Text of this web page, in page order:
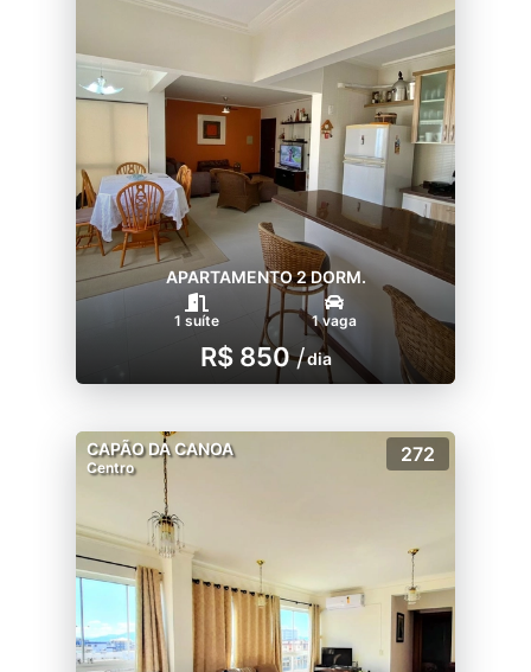
APARTAMENTO 2 DORM.
1 suíte 1 vaga
R$ 850 /dia
CAPÃO DA CANOA
Centro
272